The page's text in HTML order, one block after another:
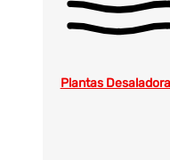
Plantas